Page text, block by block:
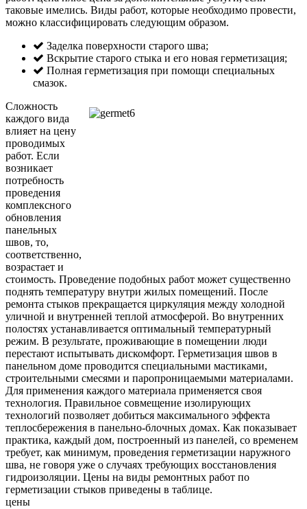
таковые имелись. Виды работ, которые необходимо провести,
можно классифицировать следующим образом.
Заделка поверхности старого шва;
Вскрытие старого стыка и его новая герметизация;
Полная герметизация при помощи специальных
смазок.
Сложность
каждого вида
влияет на цену
проводимых
работ. Если
возникает
потребность
проведения
комплексного
обновления
панельных
швов, то,
соответственно,
возрастает и
стоимость. Проведение подобных работ может существенно
поднять температуру внутри жилых помещений. После
ремонта стыков прекращается циркуляция между холодной
уличной и внутренней теплой атмосферой. Во внутренних
полостях устанавливается оптимальный температурный
режим. В результате, проживающие в помещении люди
перестают испытывать дискомфорт. Герметизация швов в
панельном доме проводится специальными мастиками,
строительными смесями и паропроницаемыми материалами.
Для применения каждого материала применяется своя
технология. Правильное совмещение изолирующих
технологий позволяет добиться максимального эффекта
теплосбережения в панельно-блочных домах. Как показывает
практика, каждый дом, построенный из панелей, со временем
требует, как минимум, проведения герметизации наружного
шва, не говоря уже о случаях требующих восстановления
гидроизоляции. Цены на виды ремонтных работ по
герметизации стыков приведены в таблице.
цены